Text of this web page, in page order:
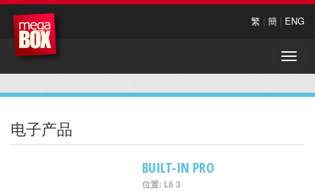
繁 | 簡 | ENG
Toggle
电子产品
BUILT-IN PRO
位置: L6 3